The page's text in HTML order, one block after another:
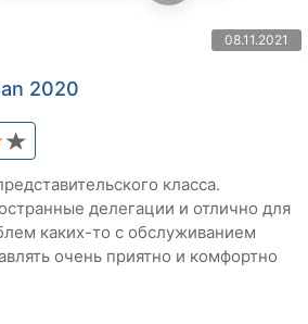
08.11.2021
2020
класса.
делегации и отлично для
каких-то с обслуживанием
очень приятно и комфортно